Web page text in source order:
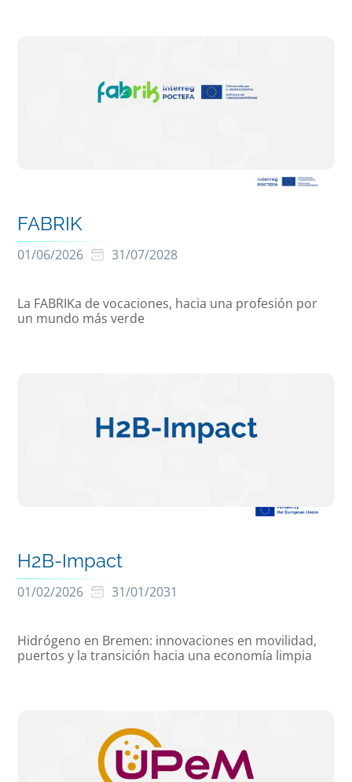
FABRIK
01/06/2026 31/07/2028
La FABRIKa de vocaciones, hacia una profesión por
un mundo más verde
H2B-Impact
01/02/2026 31/01/2031
Hidrógeno en Bremen: innovaciones en movilidad,
puertos y la transición hacia una economía limpia